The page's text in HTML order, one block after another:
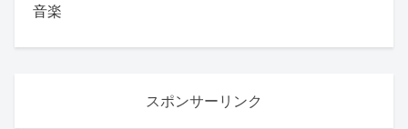
音楽
スポンサーリンク